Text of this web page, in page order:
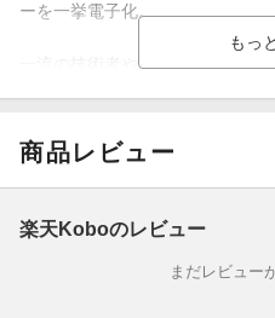
ーを一挙電子化。
一流の技術者や専門家の解説を
本号は1928年3月号。
掲載されている可能性がありま
商品レビュー
楽天Koboのレビュー
まだレビュー